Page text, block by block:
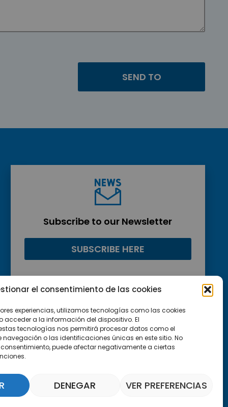
el consentimiento de las cookies
experiencias, utilizamos tecnologías como las cookies
a la información del dispositivo. El
tecnologías nos permitirá procesar datos como el
o las identificaciones únicas en este sitio. No
consentimiento, puede afectar negativamente a ciertas
DENEGAR VER PREFERENCIAS
Subscribe to our Newsletter
SUBSCRIBE HERE